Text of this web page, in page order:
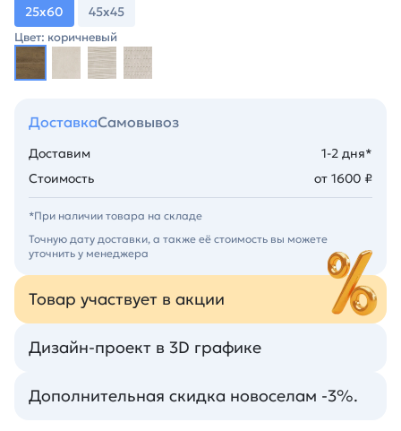
25х60 45х45
Цвет: коричневый
ДоставкаСамовывоз
Доставим
1-2 дня*
Стоимость
от 1600 ₽
*При наличии товара на складе
Точную дату доставки, а также её стоимость вы можете
уточнить у менеджера
Товар участвует в акции
Дизайн-проект в 3D графике
Дополнительная скидка новоселам -3%.